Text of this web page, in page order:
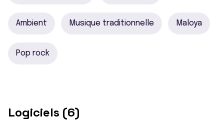
Ambient Musique traditionnelle Maloya
Pop rock
Logiciels (6)